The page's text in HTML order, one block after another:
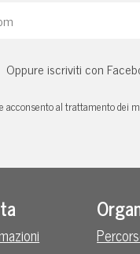
Oppure iscriviti con
acconsento al trattamento dei